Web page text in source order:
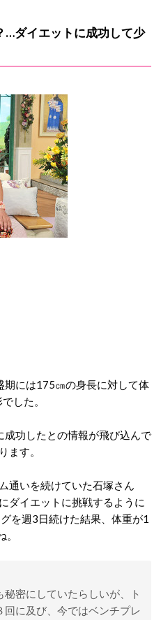
…ダイエットに成功して少
期には175㎝の身長に対して体
した。
功したとの情報が飛び込んで
ます。
通いを続けていた石塚さん
ダイエットに挑戦するように
を週3日続けた結果、体重が1
密にしていたらしいが、ト
に及び、今ではベンチプレ